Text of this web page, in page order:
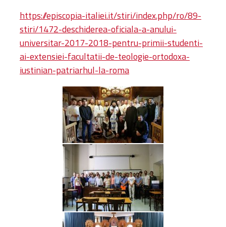
https://episcopia-italiei.it/stiri/index.php/ro/89-
stiri/1472-deschiderea-oficiala-a-anului-
universitar-2017-2018-pentru-primii-studenti-
ai-extensiei-facultatii-de-teologie-ortodoxa-
iustinian-patriarhul-la-roma